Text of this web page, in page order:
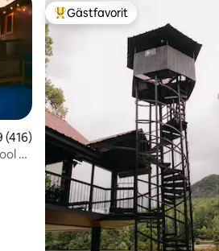
5 i genomsnittligt betyg, 416
(416)
+
Populär gästfavorit
Gästfavorit